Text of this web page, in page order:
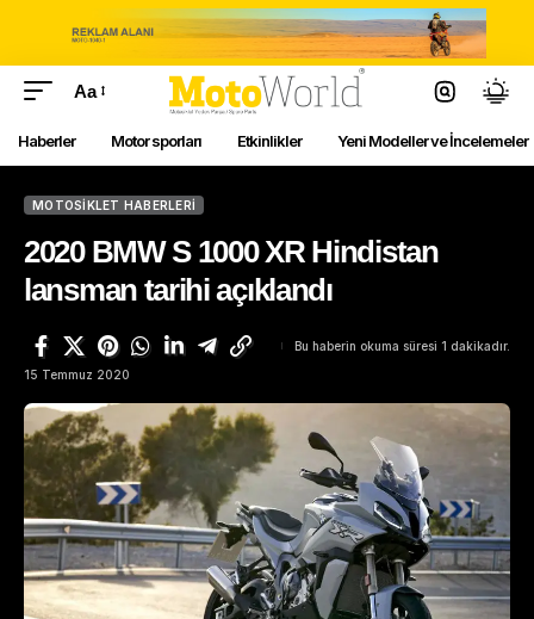
Aa
Haberler Motor sporları Etkinlikler Yeni Modeller ve İncelemeler
MOTOSIKLET HABERLERI
2020 BMW S 1000 XR Hindistan
lansman tarihi açıklandı
15 Temmuz 2020
Bu haberin okuma süresi 1 dakikadır.